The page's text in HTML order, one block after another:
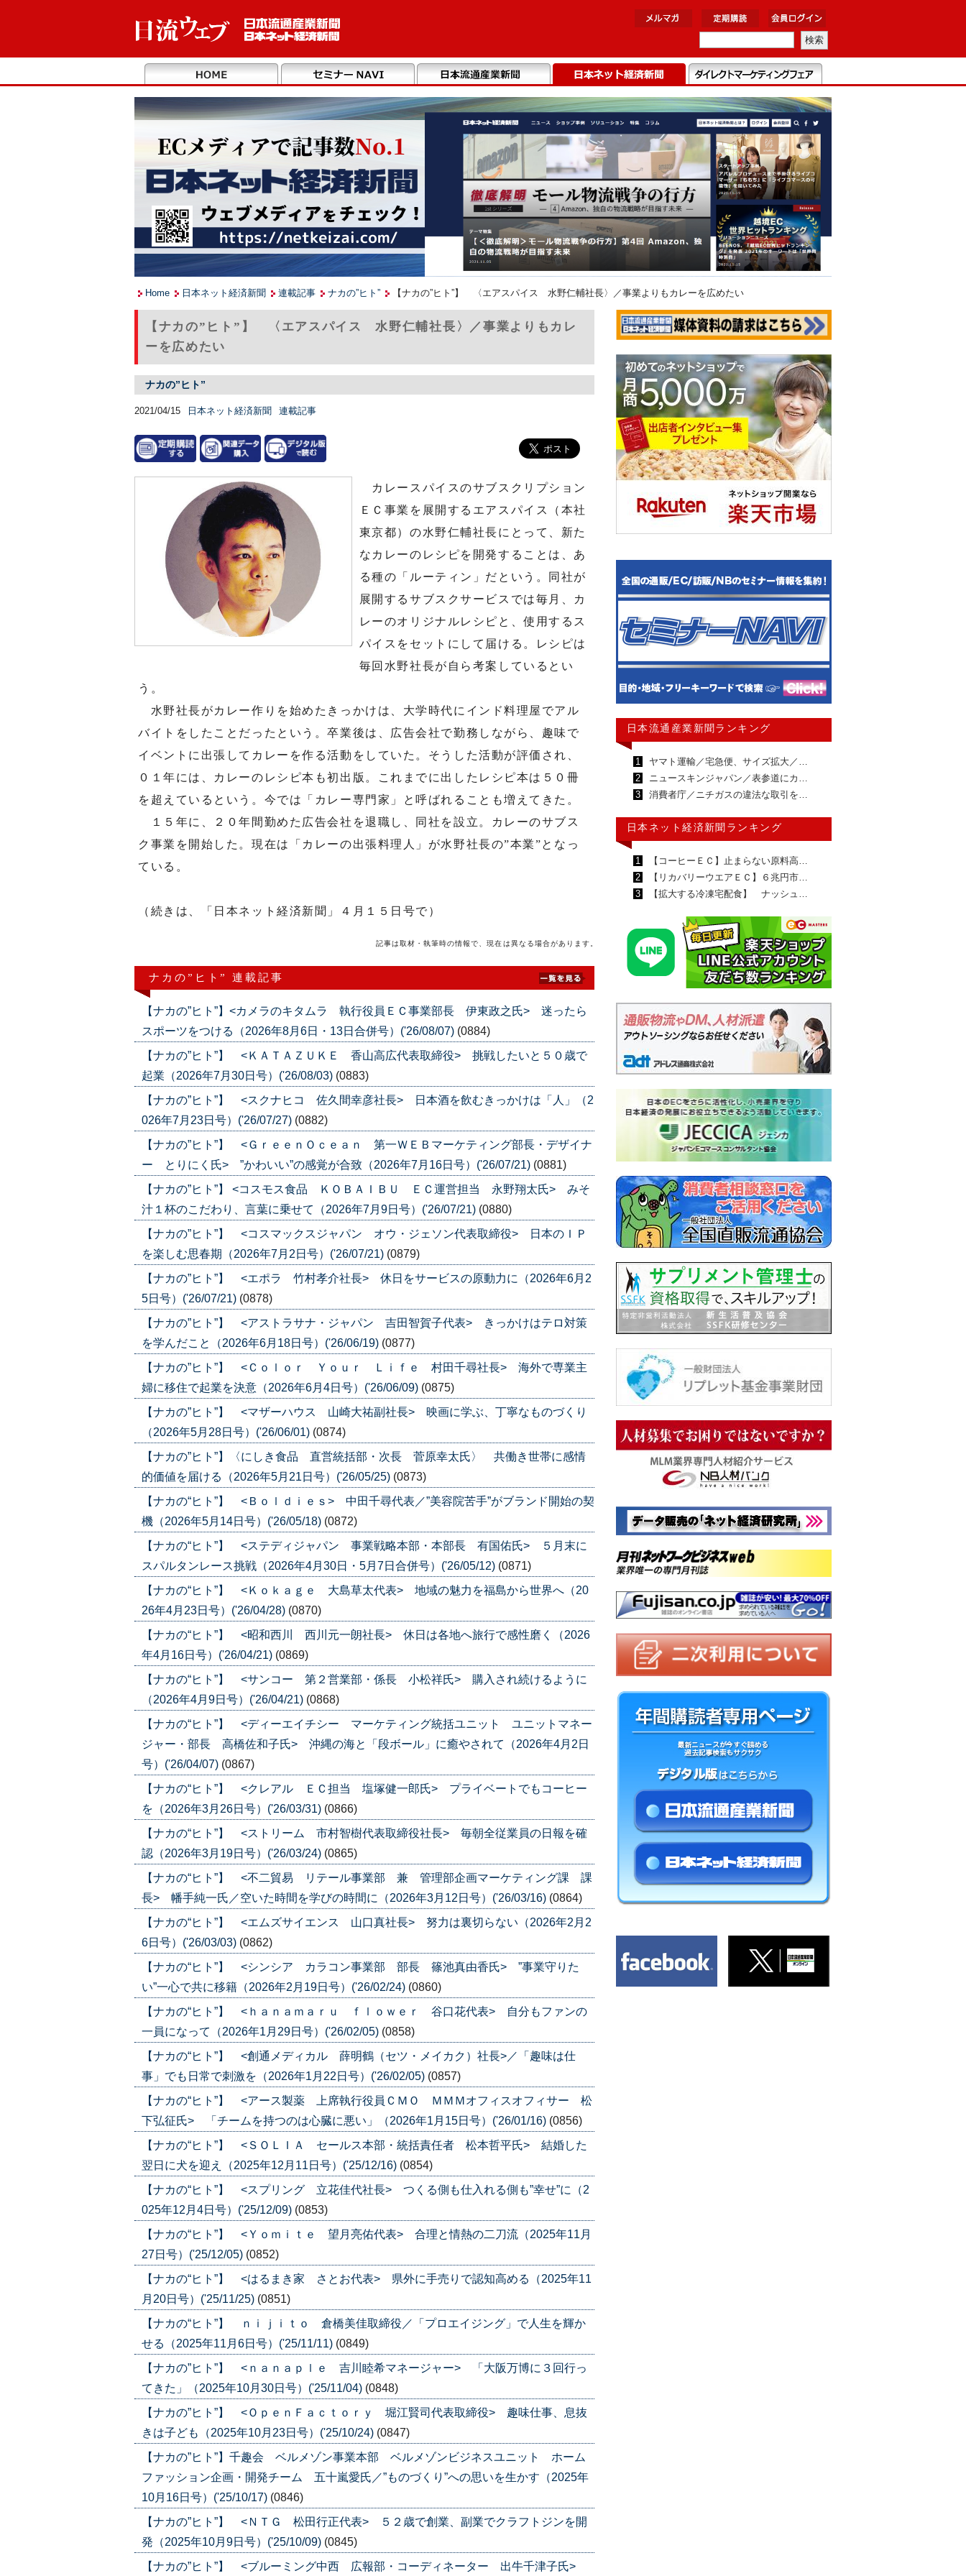
Home 日本ネット経済新聞 連載記事 ナカの”ヒト” 【ナカの”ヒト”】 〈エアスパイス 水野仁輔社長〉／事業よりもカレーを広めたい
【ナカの”ヒト”】 〈エアスパイス 水野仁輔社長〉／事業よりもカレ
ーを広めたい
ナカの”ヒト”
2021/04/15 日本ネット経済新聞 連載記事
カレースパイスのサブスクリプション
ＥＣ事業を展開するエアスパイス（本社
東京都）の水野仁輔社長にとって、新た
なカレーのレシピを開発することは、あ
る種の「ルーティン」だという。同社が
展開するサブスクサービスでは毎月、カ
レーのオリジナルレシピと、使用するス
パイスをセットにして届ける。レシピは
毎回水野社長が自ら考案しているとい
う。
水野社長がカレー作りを始めたきっかけは、大学時代にインド料理屋でアル
バイトをしたことだったという。卒業後は、広告会社で勤務しながら、趣味で
イベントに出張してカレーを作る活動をしていた。そうした活動が評価され、
０１年には、カレーのレシピ本も初出版。これまでに出したレシピ本は５０冊
を超えているという。今では「カレー専門家」と呼ばれることも増えてきた。
１５年に、２０年間勤めた広告会社を退職し、同社を設立。カレーのサブス
ク事業を開始した。現在は「カレーの出張料理人」が水野社長の”本業”となっ
ている。
（続きは、「日本ネット経済新聞」４月１５日号で）
記事は取材・執筆時の情報で、現在は異なる場合があります。
ナカの”ヒト” 連載記事
【ナカの”ヒト”】<カメラのキタムラ 執行役員ＥＣ事業部長 伊東政之氏> 迷ったら
スポーツをつける（2026年8月6日・13日合併号）('26/08/07) (0884)
【ナカの”ヒト”】 <ＫＡＴＡＺＵＫＥ 香山高広代表取締役> 挑戦したいと５０歳で
起業（2026年7月30日号）('26/08/03) (0883)
【ナカの”ヒト”】 <スクナヒコ 佐久間幸彦社長> 日本酒を飲むきっかけは「人」（2
026年7月23日号）('26/07/27) (0882)
【ナカの”ヒト”】 <ＧｒｅｅｎＯｃｅａｎ 第一ＷＥＢマーケティング部長・デザイナ
ー とりにく氏> ”かわいい”の感覚が合致（2026年7月16日号）('26/07/21) (0881)
【ナカの”ヒト”】 <コスモス食品 ＫＯＢＡＩＢＵ ＥＣ運営担当 永野翔太氏> みそ
汁１杯のこだわり、言葉に乗せて（2026年7月9日号）('26/07/21) (0880)
【ナカの”ヒト”】 <コスマックスジャパン オウ・ジェソン代表取締役> 日本のＩＰ
を楽しむ思春期（2026年7月2日号）('26/07/21) (0879)
【ナカの”ヒト”】 <エポラ 竹村孝介社長> 休日をサービスの原動力に（2026年6月2
5日号）('26/07/21) (0878)
【ナカの”ヒト”】 <アストラサナ・ジャパン 吉田智賀子代表> きっかけはテロ対策
を学んだこと（2026年6月18日号）('26/06/19) (0877)
【ナカの”ヒト”】 <Ｃｏｌｏｒ Ｙｏｕｒ Ｌｉｆｅ 村田千尋社長> 海外で専業主
婦に移住で起業を決意（2026年6月4日号）('26/06/09) (0875)
【ナカの”ヒト”】 <マザーハウス 山崎大祐副社長> 映画に学ぶ、丁寧なものづくり
（2026年5月28日号）('26/06/01) (0874)
【ナカの”ヒト”】〈にしき食品 直営統括部・次長 菅原幸太氏〉 共働き世帯に感情
的価値を届ける（2026年5月21日号）('26/05/25) (0873)
【ナカの“ヒト”】 <Ｂｏｌｄｉｅｓ> 中田千尋代表／”美容院苦手”がブランド開始の契
機（2026年5月14日号）('26/05/18) (0872)
【ナカの“ヒト”】 <ステディジャパン 事業戦略本部・本部長 有国佑氏> ５月末に
スパルタンレース挑戦（2026年4月30日・5月7日合併号）('26/05/12) (0871)
【ナカの“ヒト”】 <Ｋｏｋａｇｅ 大島草太代表> 地域の魅力を福島から世界へ（20
26年4月23日号）('26/04/28) (0870)
【ナカの“ヒト”】 <昭和西川 西川元一朗社長> 休日は各地へ旅行で感性磨く（2026
年4月16日号）('26/04/21) (0869)
【ナカの“ヒト”】 <サンコー 第２営業部・係長 小松祥氏> 購入され続けるように
（2026年4月9日号）('26/04/21) (0868)
【ナカの“ヒト”】 <ディーエイチシー マーケティング統括ユニット ユニットマネー
ジャー・部長 高橋佐和子氏> 沖縄の海と「段ボール」に癒やされて（2026年4月2日
号）('26/04/07) (0867)
【ナカの“ヒト”】 <クレアル ＥＣ担当 塩塚健一郎氏> プライベートでもコーヒー
を（2026年3月26日号）('26/03/31) (0866)
【ナカの“ヒト”】 <ストリーム 市村智樹代表取締役社長> 毎朝全従業員の日報を確
認（2026年3月19日号）('26/03/24) (0865)
【ナカの“ヒト”】 <不二貿易 リテール事業部 兼 管理部企画マーケティング課 課
長> 幡手純一氏／空いた時間を学びの時間に（2026年3月12日号）('26/03/16) (0864)
【ナカの“ヒト”】 <エムズサイエンス 山口真社長> 努力は裏切らない（2026年2月2
6日号）('26/03/03) (0862)
【ナカの“ヒト”】 <シンシア カラコン事業部 部長 篠池真由香氏> ”事業守りた
い”一心で共に移籍（2026年2月19日号）('26/02/24) (0860)
【ナカの“ヒト”】 <ｈａｎａｍａｒｕ ｆｌｏｗｅｒ 谷口花代表> 自分もファンの
一員になって（2026年1月29日号）('26/02/05) (0858)
【ナカの“ヒト”】 <創通メディカル 薛明鶴（セツ・メイカク）社長>／「趣味は仕
事」でも日常で刺激を（2026年1月22日号）('26/02/05) (0857)
【ナカの“ヒト”】 <アース製薬 上席執行役員ＣＭＯ ＭＭＭオフィスオフィサー 松
下弘征氏> 「チームを持つのは心臓に悪い」（2026年1月15日号）('26/01/16) (0856)
【ナカの“ヒト”】 <ＳＯＬＩＡ セールス本部・統括責任者 松本哲平氏> 結婚した
翌日に犬を迎え（2025年12月11日号）('25/12/16) (0854)
【ナカの“ヒト”】 <スプリング 立花佳代社長> つくる側も仕入れる側も”幸せ”に（2
025年12月4日号）('25/12/09) (0853)
【ナカの“ヒト”】 <Ｙｏｍｉｔｅ 望月亮佑代表> 合理と情熱の二刀流（2025年11月
27日号）('25/12/05) (0852)
【ナカの“ヒト”】 <はるまき家 さとお代表> 県外に手売りで認知高める（2025年11
月20日号）('25/11/25) (0851)
【ナカの“ヒト”】 ｎｉｊｉｔｏ 倉橋美佳取締役／「プロエイジング」で人生を輝か
せる（2025年11月6日号）('25/11/11) (0849)
【ナカの”ヒト”】 <ｎａｎａｐｌｅ 吉川睦希マネージャー> 「大阪万博に３回行っ
てきた」（2025年10月30日号）('25/11/04) (0848)
【ナカの”ヒト”】 <ＯｐｅｎＦａｃｔｏｒｙ 堀江賢司代表取締役> 趣味仕事、息抜
きは子ども（2025年10月23日号）('25/10/24) (0847)
【ナカの”ヒト”】千趣会 ベルメゾン事業本部 ベルメゾンビジネスユニット ホーム
ファッション企画・開発チーム 五十嵐愛氏／”ものづくり”への思いを生かす（2025年
10月16日号）('25/10/17) (0846)
【ナカの”ヒト”】 <ＮＴＧ 松田行正代表> ５２歳で創業、副業でクラフトジンを開
発（2025年10月9日号）('25/10/09) (0845)
【ナカの”ヒト”】 <ブルーミング中西 広報部・コーディネーター 出牛千津子氏>
日本流通産業新聞ランキング
1
ヤマト運輸／宅急便、サイズ拡大／…
2
ニュースキンジャパン／表参道にカ…
3
消費者庁／ニチガスの違法な取引を…
日本ネット経済新聞ランキング
1
【コーヒーＥＣ】止まらない原料高…
2
【リカバリーウエアＥＣ】６兆円市…
3
【拡大する冷凍宅配食】 ナッシュ…